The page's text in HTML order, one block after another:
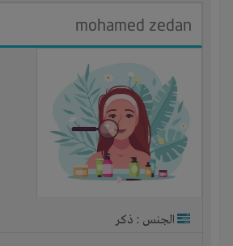
mohamed zedan
الجنس : ذكر